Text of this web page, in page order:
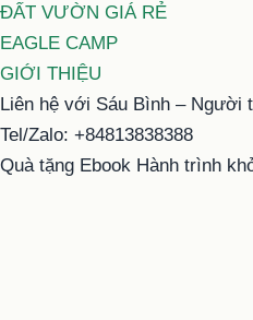
ĐẤT VƯỜN GIÁ RẺ
EAGLE CAMP
GIỚI THIỆU
Liên hệ với Sáu Bình – Người
Tel/Zalo: +84813838388
Quà tặng Ebook Hành trình